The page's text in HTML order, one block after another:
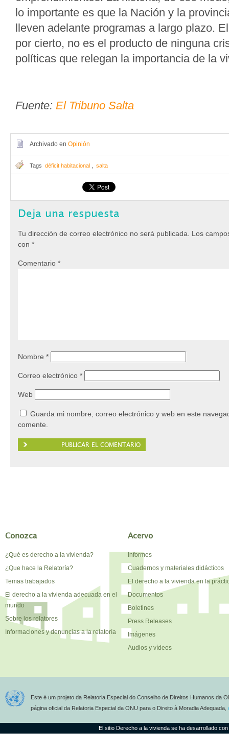
lo importante es que la Nación y la
lleven adelante programas a largo plazo.
por cierto, no es el producto de ninguna
políticas que relegan la importancia de la
Fuente: El Tribuno Salta
Archivado en Opinión
Tags déficit habitacional salta
Deja una respuesta
Tu dirección de correo electrónico no será publicada.
Los
con *
Comentario *
Nombre *
Correo electrónico *
Web
Guarda mi nombre, correo electrónico y web en este
comente.
Conozca
¿Qué es derecho a la vivienda?
¿Que hace la Relatoría?
Temas trabajados
El derecho a la vivienda adecuada en el
mundo
Sobre los relatores
Informaciones y denuncias a la relatoría
Acervo
Informes
Cuadernos y materiales didácticos
El derecho a la vivienda en la
Documentos
Boletines
Press Releases
Imágenes
Audios y vídeos
Este é um projeto da Relatoria Especial do Conselho de Direitos Humanos da
página oficial da Relatoria Especial da ONU para o Direito à Moradia Adequada,
El sitio Derecho a la vivienda se ha desarrollado